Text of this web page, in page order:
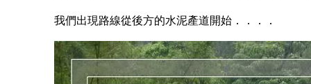
我們出現路線從後方的水泥產道開始．．．．